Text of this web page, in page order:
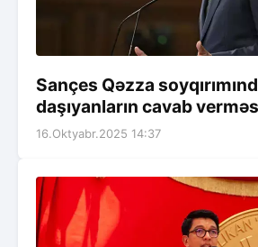
Sançes Qəzza
daşıyanların cavab
16.Oktyabr.2025 14:37